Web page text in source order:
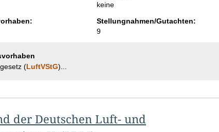
keine
Stellungnahmen/Gutachten:
9
(LuftVStG)...
der Deutschen Luft- und